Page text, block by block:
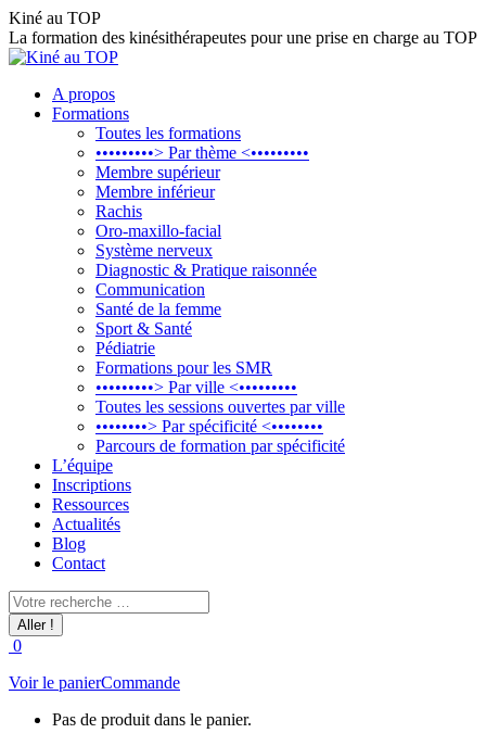
Aller
au
contenu
Kiné au TOP
La formation des kinésithérapeutes pour une prise en charge au TOP
A propos
Formations
Toutes les formations
•••••••••> Par thème <•••••••••
Membre supérieur
Membre inférieur
Rachis
Oro-maxillo-facial
Système nerveux
Diagnostic & Pratique raisonnée
Communication
Santé de la femme
Sport & Santé
Pédiatrie
Formations pour les SMR
•••••••••> Par ville <•••••••••
Toutes les sessions ouvertes par ville
••••••••> Par spécificité <••••••••
Parcours de formation par spécificité
L’équipe
Inscriptions
Ressources
Actualités
Blog
Contact
Recherche
:
0
Voir le panierCommande
Pas de produit dans le panier.